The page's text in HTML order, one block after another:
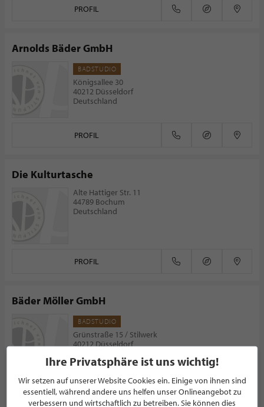
PROFIL
Arnolds Bäder GmbH
BADSTUDIO
Königsallee 30
40212 Düsseldorf
Deutschland
PROFIL
Die Kulturtasche
Alte Hattiger Str. 11
44789 Bochum
Deutschland
PROFIL
Bäder Möller GmbH
BADSTUDIO
Grünstraße 15 / Stilwerk
40212 Düsseldorf
PROFIL
Ihre Privatsphäre ist uns wichtig!
Wir setzen auf unserer Website Cookies ein. Einige von ihnen sind
essentiell, während andere uns helfen unser Onlineangebot zu
verbessern und wirtschaftlich zu betreiben. Sie können dies